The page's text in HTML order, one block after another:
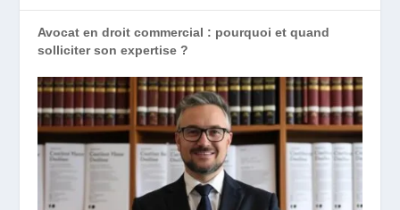
Avocat en droit commercial : pourquoi et quand
solliciter son expertise ?